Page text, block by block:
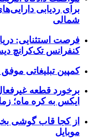
شمالی
کنفرانس تک‌کرانچ
کمپین تبلیغاتی
ایکس به کره ماه؛
از کجا قاب گوشی
موبایل